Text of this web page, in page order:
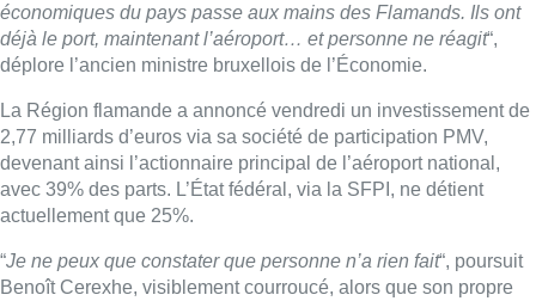
économiques du pays passe aux mains des Flamands. Ils ont
déjà le port, maintenant l’aéroport… et personne ne réagit“,
déplore l’ancien ministre bruxellois de l’Économie.
La Région flamande a annoncé vendredi un investissement de
2,77 milliards d’euros via sa société de participation PMV,
devenant ainsi l’actionnaire principal de l’aéroport national,
avec 39% des parts. L’État fédéral, via la SFPI, ne détient
actuellement que 25%.
“Je ne peux que constater que personne n’a rien fait“, poursuit
Benoît Cerexhe, visiblement courroucé, alors que son propre